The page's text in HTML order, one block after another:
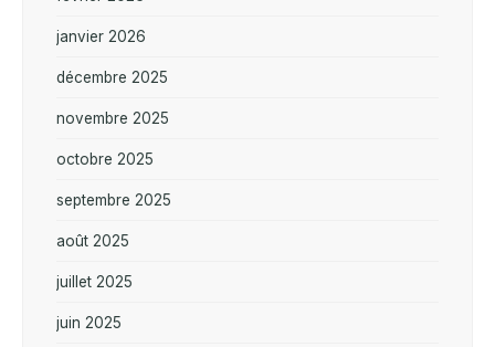
janvier 2026
décembre 2025
novembre 2025
octobre 2025
septembre 2025
août 2025
juillet 2025
juin 2025